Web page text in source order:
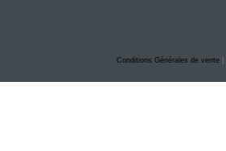
Conditions Générales de vente